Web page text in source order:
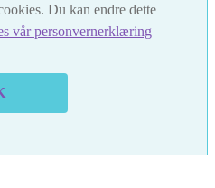
Du kan endre dette
vår personvernerklæring